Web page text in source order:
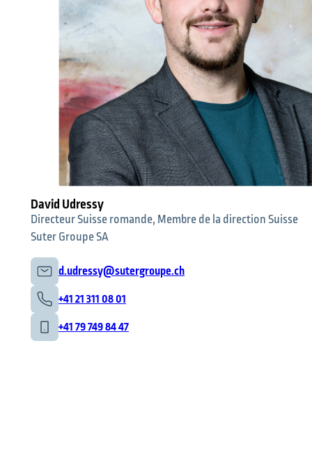
David Udressy
Directeur Suisse romande, Membre de la direction Suisse
Suter Groupe SA
d.udressy@sutergroupe.ch
+41 21 311 08 01
+41 79 749 84 47